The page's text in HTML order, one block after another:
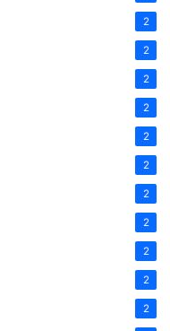
2
2
2
2
2
2
2
2
2
2
2